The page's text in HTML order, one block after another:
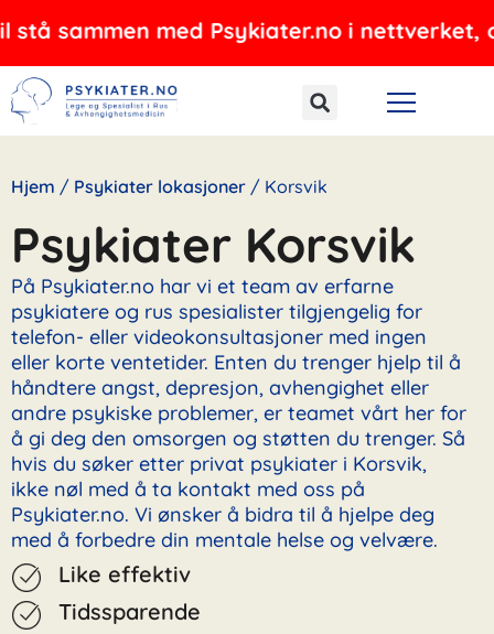
Hopp
til
innholdet
med Psykiater.no i nettverket, og
Hjem / Psykiater lokasjoner / Korsvik
Psykiater Korsvik
På Psykiater.no har vi et team av erfarne
psykiatere og rus spesialister tilgjengelig for
telefon- eller videokonsultasjoner med ingen
eller korte ventetider. Enten du trenger hjelp til å
håndtere angst, depresjon, avhengighet eller
andre psykiske problemer, er teamet vårt her for
å gi deg den omsorgen og støtten du trenger. Så
hvis du søker etter privat psykiater i Korsvik,
ikke nøl med å ta kontakt med oss på
Psykiater.no. Vi ønsker å bidra til å hjelpe deg
med å forbedre din mentale helse og velvære.
Like effektiv
Tidssparende